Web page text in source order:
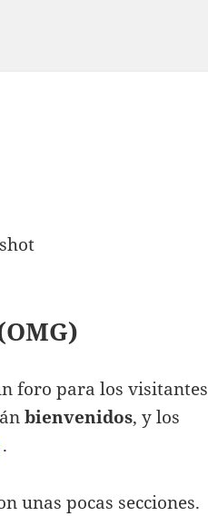
foro para los visitantes
bienvenidos, y los
.
unas pocas secciones.